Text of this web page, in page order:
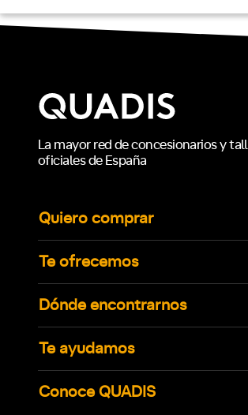
La mayor red de concesionarios y
oficiales de España
Quiero comprar
Te ofrecemos
Dónde encontrarnos
Te ayudamos
Conoce QUADIS